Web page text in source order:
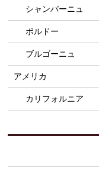
シャンパーニュ
ボルドー
ブルゴーニュ
アメリカ
カリフォルニア